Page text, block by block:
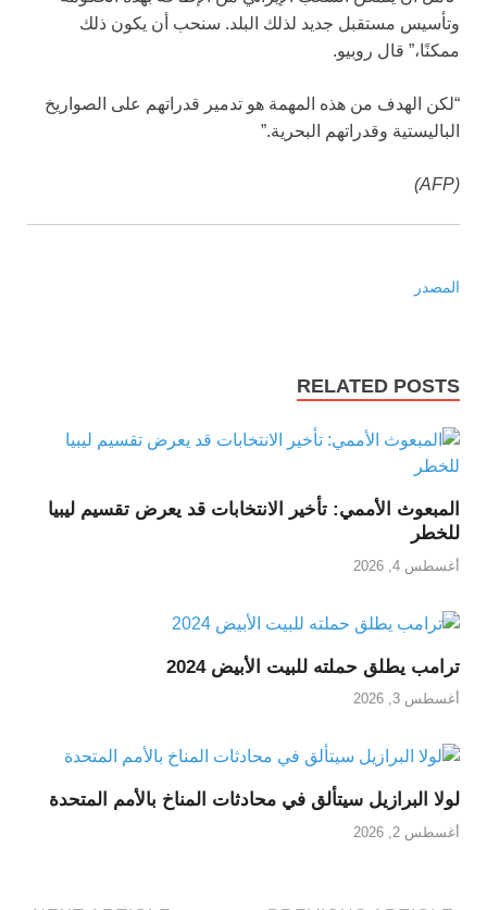
وتأسيس مستقبل جديد لذلك البلد. سنحب أن يكون ذلك
ممكنًا،” قال روبيو.
“لكن الهدف من هذه المهمة هو تدمير قدراتهم على الصواريخ
الباليستية وقدراتهم البحرية.”
(AFP)
المصدر
RELATED POSTS
المبعوث الأممي: تأخير الانتخابات قد يعرض تقسيم ليبيا
للخطر
أغسطس 4, 2026
ترامب يطلق حملته للبيت الأبيض 2024
أغسطس 3, 2026
لولا البرازيل سيتألق في محادثات المناخ بالأمم المتحدة
أغسطس 2, 2026